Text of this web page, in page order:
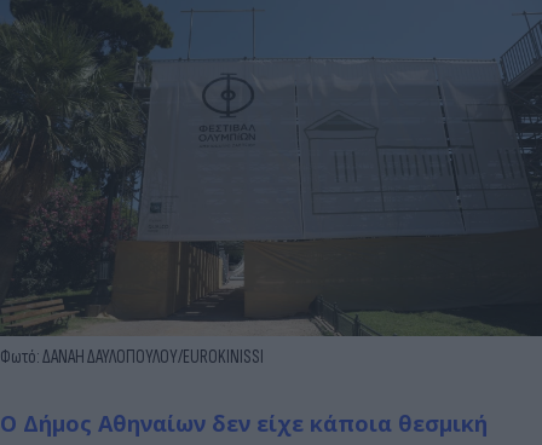
Φωτό: ΔΑΝΑΗ ΔΑΥΛΟΠΟΥΛΟΥ/EUROKINISSI
Ο Δήμος Αθηναίων δεν είχε κάποια θεσμική